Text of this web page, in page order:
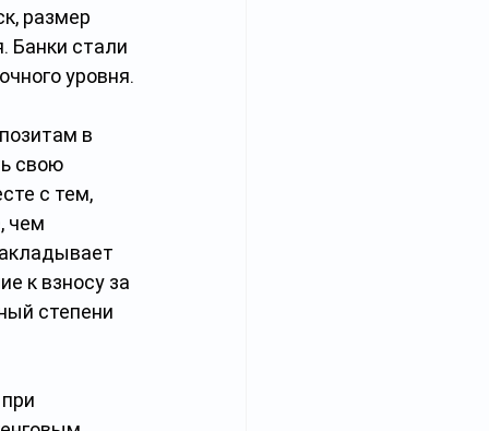
размер
Банки стали
уровня.
в
свою
с тем,
чем
к взносу за
степени